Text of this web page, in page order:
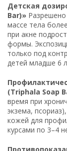
Детская
Bar)»
массе тела
при акне
формы.
только под
детей младше 6
(Triphala Soap
время при
экзема,
кожей для
курсами по 3–4